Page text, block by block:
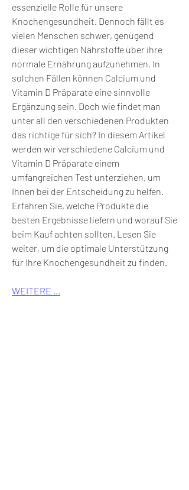
essenzielle Rolle für unsere
Knochengesundheit. Dennoch fällt es
vielen Menschen schwer, genügend
dieser wichtigen Nährstoffe über ihre
normale Ernährung aufzunehmen. In
solchen Fällen können Calcium und
Vitamin D Präparate eine sinnvolle
Ergänzung sein. Doch wie findet man
unter all den verschiedenen Produkten
das richtige für sich? In diesem Artikel
werden wir verschiedene Calcium und
Vitamin D Präparate einem
umfangreichen Test unterziehen, um
Ihnen bei der Entscheidung zu helfen.
Erfahren Sie, welche Produkte die
besten Ergebnisse liefern und worauf Sie
beim Kauf achten sollten. Lesen Sie
weiter, um die optimale Unterstützung
für Ihre Knochengesundheit zu finden.
WEITERE ...